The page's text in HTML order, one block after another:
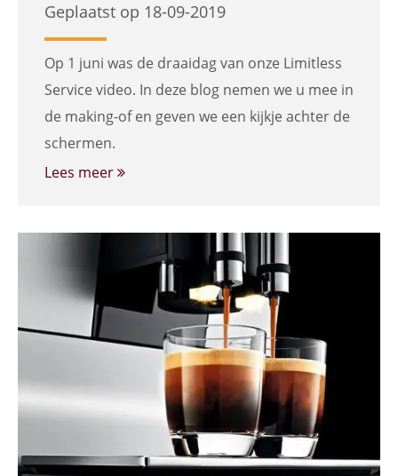
Geplaatst op 18-09-2019
Op 1 juni was de draaidag van onze Limitless
Service video. In deze blog nemen we u mee in
de making-of en geven we een kijkje achter de
schermen.
Lees meer